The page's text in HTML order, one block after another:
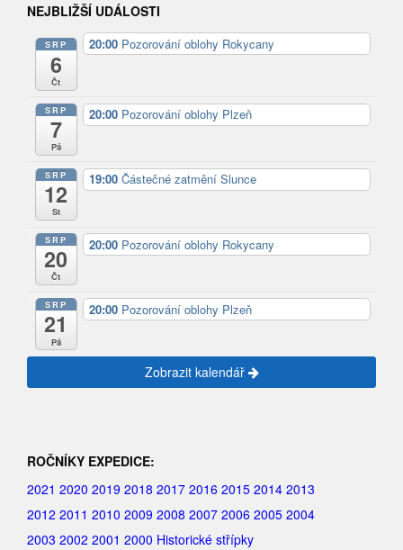
NEJBLIŽŠÍ UDÁLOSTI
SRP
6
Čt
20:00 Pozorování oblohy Rokycany
SRP
7
Pá
20:00 Pozorování oblohy Plzeň
SRP
12
St
19:00 Částečné zatmění Slunce
SRP
20
Čt
20:00 Pozorování oblohy Rokycany
SRP
21
Pá
20:00 Pozorování oblohy Plzeň
Zobrazit kalendář
ROČNÍKY EXPEDICE:
2021 2020 2019 2018 2017 2016 2015 2014 2013
2012 2011 2010 2009 2008 2007 2006 2005 2004
2003 2002 2001 2000 Historické střípky